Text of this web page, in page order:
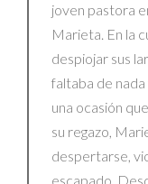
joven pastora
Marieta. En la
despiojar sus
faltaba de nada
una ocasión
su regazo,
despertarse,
escapado.